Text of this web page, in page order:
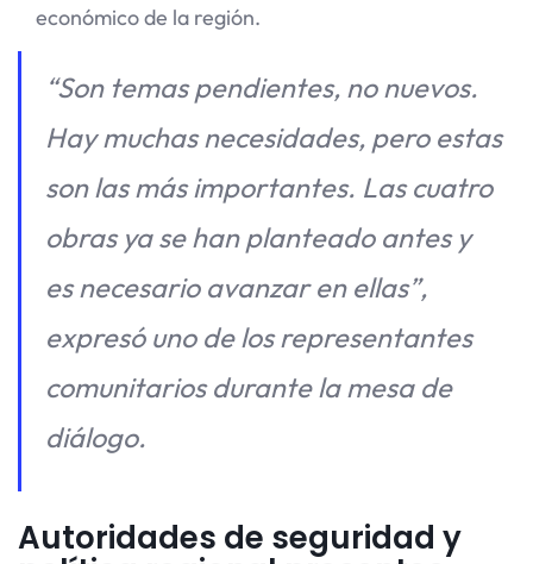
económico de la región.
“Son temas pendientes, no nuevos.
Hay muchas necesidades, pero estas
son las más importantes. Las cuatro
obras ya se han planteado antes y
es necesario avanzar en ellas”,
expresó uno de los representantes
comunitarios durante la mesa de
diálogo.
Autoridades de seguridad y